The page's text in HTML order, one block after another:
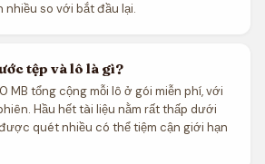
so với bắt đầu lại.
tệp và lô là gì?
MB tổng cộng mỗi lô ở gói miễn phí, với
Hầu hết tài liệu nằm rất thấp dưới
quét nhiều có thể tiệm cận giới hạn